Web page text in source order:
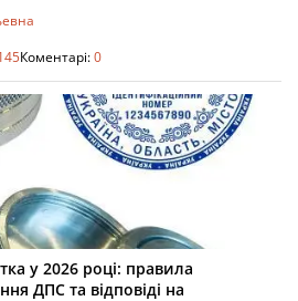
Коментарі:0
у 2026 році: правила
ДПС та відповіді на